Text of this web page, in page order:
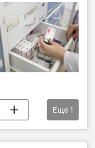
Еще 1